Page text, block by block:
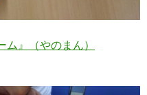
ム』（やのまん）